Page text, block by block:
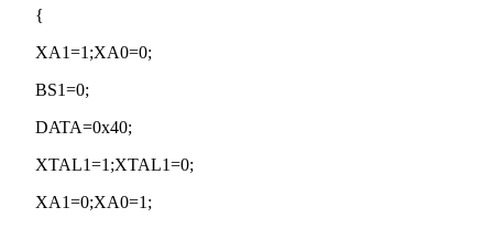
{
XA1=1;XA0=0;
BS1=0;
DATA=0x40;
XTAL1=1;XTAL1=0;
XA1=0;XA0=1;